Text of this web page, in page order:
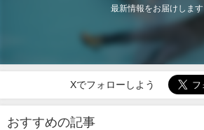
最新情報をお届けします
Xでフォローしよう
おすすめの記事